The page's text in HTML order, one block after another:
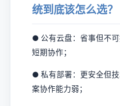
统到底该怎么选？
● 公有云盘：省事但不
短期协作；
● 私有部署：更安全但
案协作能力弱；